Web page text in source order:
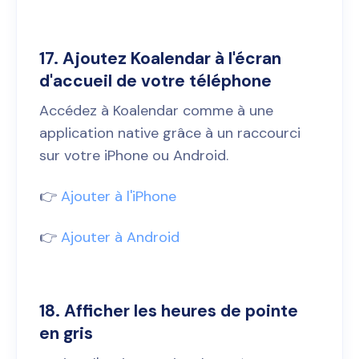
17. Ajoutez Koalendar à l'écran
d'accueil de votre téléphone
Accédez à Koalendar comme à une
application native grâce à un raccourci
sur votre iPhone ou Android.
👉 Ajouter à l'iPhone
👉 Ajouter à Android
18. Afficher les heures de pointe
en gris